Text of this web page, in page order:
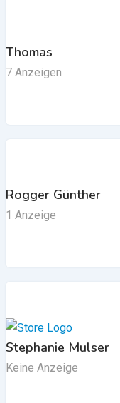
Thomas
7 Anzeigen
Rogger Günther
1 Anzeige
Stephanie Mulser
Keine Anzeige